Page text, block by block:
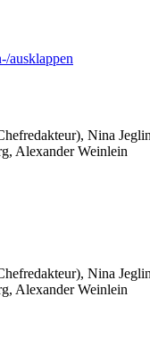
ausklappen
Nina
Alexander Weinlein
Nina
Alexander Weinlein